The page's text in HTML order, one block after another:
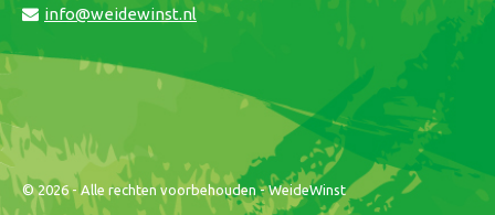
info@weidewinst.nl
© 2026 - Alle rechten voorbehouden - WeideWinst